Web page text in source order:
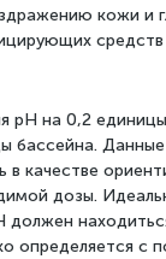
кожи и
средств
рН на 0,2
бассейна.
в качестве
дозы.
должен
определяется с